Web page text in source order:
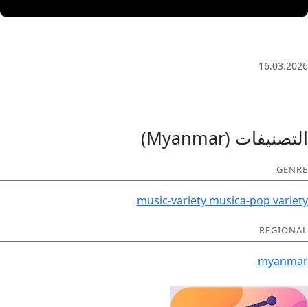
16.03.2026
التصنيفات (Myanmar)
GENRE
music-variety musica-pop variety
REGIONAL
myanmar